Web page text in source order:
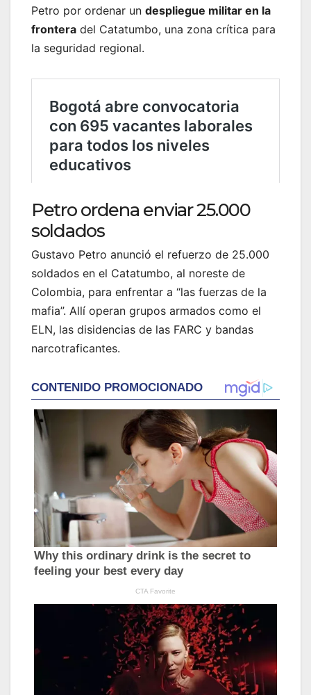
Petro por ordenar un despliegue militar en la
frontera del Catatumbo, una zona crítica para
la seguridad regional.
Petro ordena enviar 25.000
soldados
Gustavo Petro anunció el refuerzo de 25.000
soldados en el Catatumbo, al noreste de
Colombia, para enfrentar a “las fuerzas de la
mafia”. Allí operan grupos armados como el
ELN, las disidencias de las FARC y bandas
narcotraficantes.